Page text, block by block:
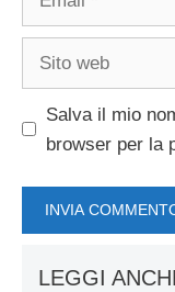
Sito
Salva il mio
browser per la
LEGGI